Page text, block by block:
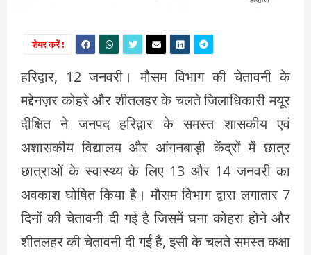
शेयर करें !
हरिद्वार, 12 जनवरी। मौसम विभाग की चेतावनी के
मद्देनज़र कोहरे और शीतलहर के चलते जिलाधिकारी मयूर
दीक्षित ने जनपद हरिद्वार के समस्त शासकीय एवं
अशासकीय विद्यालय और आंगनबाड़ी केंद्रों में छात्र
छात्राओं के स्वास्थ्य के लिए 13 और 14 जनवरी का
अवकाश घोषित किया है। मौसम विभाग द्वारा लगातार 7
दिनों की चेतावनी दी गई है जिसमें घना कोहरा होने और
शीतलहर की चेतावनी दी गई है, इसी के चलते समस्त कक्षा